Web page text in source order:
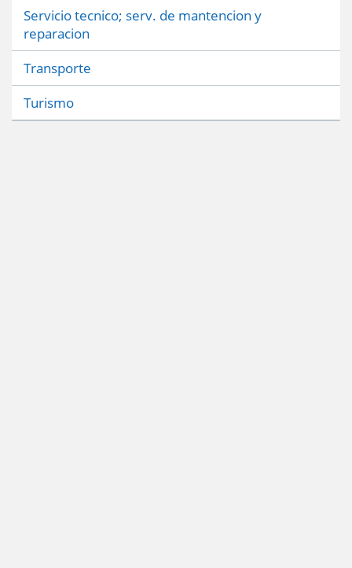
Servicio tecnico; serv. de mantencion y
reparacion
Transporte
Turismo